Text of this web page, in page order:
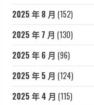
2025 年 8 月 (152)
2025 年 7 月 (130)
2025 年 6 月 (96)
2025 年 5 月 (124)
2025 年 4 月 (115)